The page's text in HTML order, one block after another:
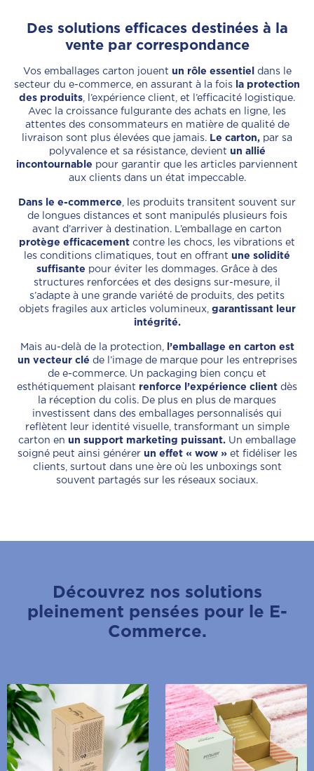
Des solutions efficaces destinées à la
vente par correspondance
Vos emballages carton jouent un rôle essentiel
dans le
secteur du e-commerce, en assurant à la fois
la protection
des produits , l’expérience client, et l’efficacité logistique.
Avec la croissance fulgurante des achats en ligne, les
attentes des consommateurs en matière de qualité de
livraison sont plus élevées que jamais. Le carton, par sa
polyvalence et sa résistance, devient un allié
incontournable pour garantir que les articles parviennent
aux clients dans un état impeccable.
Dans le e-commerce , les produits transitent souvent sur
de longues distances et sont manipulés plusieurs fois
avant d’arriver à destination. L’emballage en carton
protège efficacement contre les chocs, les vibrations et
les conditions climatiques, tout en offrant une solidité
suffisante pour éviter les dommages. Grâce à des
structures renforcées et des designs sur-mesure, il
s’adapte à une grande variété de produits, des petits
objets fragiles aux articles volumineux, garantissant leur
intégrité.
Mais au-delà de la protection,
l’emballage en carton est
un vecteur clé de l’image de marque pour les entreprises
de e-commerce. Un packaging bien conçu et
esthétiquement plaisant renforce l’expérience client dès
la réception du colis. De plus en plus de marques
investissent dans des emballages personnalisés qui
reflètent leur identité visuelle, transformant un simple
carton en un support marketing puissant. Un emballage
soigné peut ainsi générerun effet « wow »et fidéliser les
clients, surtout dans une ère où les unboxings sont
souvent partagés sur les réseaux sociaux.
Découvrez nos solutions
pleinement pensées pour le E-
Commerce.